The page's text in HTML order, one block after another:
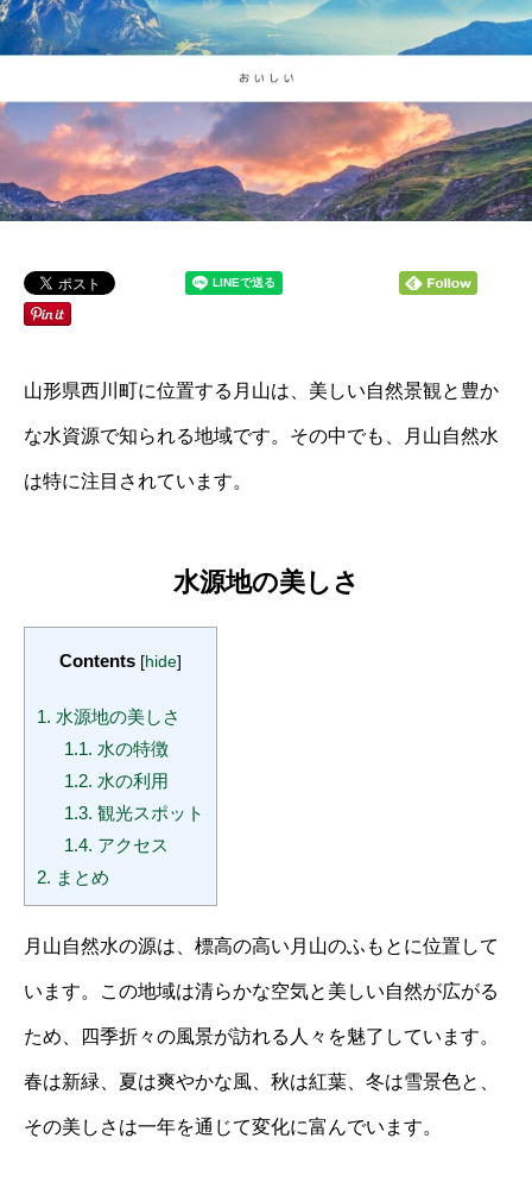
山形県西川町に位置する月山は、美しい自然景観と豊か
な水資源で知られる地域です。その中でも、月山自然水
は特に注目されています。
水源地の美しさ
Contents [hide]
1. 水源地の美しさ
1.1. 水の特徴
1.2. 水の利用
1.3. 観光スポット
1.4. アクセス
2. まとめ
月山自然水の源は、標高の高い月山のふもとに位置して
います。この地域は清らかな空気と美しい自然が広がる
ため、四季折々の風景が訪れる人々を魅了しています。
春は新緑、夏は爽やかな風、秋は紅葉、冬は雪景色と、
その美しさは一年を通じて変化に富んでいます。